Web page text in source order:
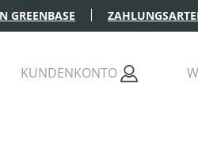
GREENBASE
KUNDENKONTO